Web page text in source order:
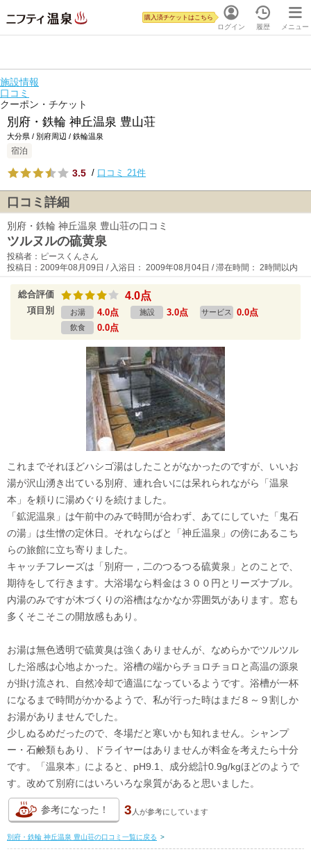
ログイン
購入済チケットはこちら
履歴 メニュー
施設情報
口コミ
クーポン・チケット
別府・鉄輪 神丘温泉 豊山荘
大分県 / 別府周辺 / 鉄輪温泉
宿泊
3.5 / 口コミ 21件
口コミ詳細
別府・鉄輪 神丘温泉 豊山荘の口コミ
ツルヌルの硫黄泉
投稿者：ピースくんさん
投稿日：2009年08月09日 / 入浴日： 2009年08月04日 / 滞在時間： 2時間以内
総合評価 4.0点
項目別 お湯 4.0点 施設 3.0点 サービス 0.0点
飲食 0.0点
これまでそれほどハシゴ湯はしたことがなかったのですが、いいお
湯が沢山湧き出ている別府、連れ合いには呆れられながら「温泉
本」を頼りに湯めぐりを続けました。
「鉱泥温泉」は午前中のみで時間が合わず、あてにしていた「鬼石
の湯」は生憎の定休日。それならばと「神丘温泉」の傍にあるこち
らの旅館に立ち寄りました。
キャッチフレーズは「別府一，二のつるつる硫黄泉」とのことで、
期待をして行きます。大浴場なら料金は３００円とリーズナブル。
内湯のみですが木づくりの浴槽はなかなか雰囲気があります。窓も
多くそこそこの開放感もあり。
お湯は無色透明で硫黄臭は強くありませんが、なめらかでツルツル
した浴感は心地よかった。浴槽の端からチョロチョロと高温の源泉
が掛け流され、自然冷却で適温になっているようです。浴槽が一杯
になるまで時間がかかるようで、私が行った時はまだ８～９割しか
お湯がありませんでした。
少しぬるめだったので、冬場だと寒いかも知れません。シャンプ
ー・石鹸類もあり、ドライヤーはありませんが料金を考えたら十分
です。「温泉本」によると、pH9.1、成分総計0.9g/kgほどのようで
す。改めて別府にはいろいろな泉質があると思いました。
参考になった！ 3 人が参考にしています
別府・鉄輪 神丘温泉 豊山荘の口コミ一覧に戻る >